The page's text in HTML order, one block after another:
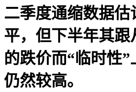
二季度通缩数据估
平，但下半年其跟
的跌价而“临时性
仍然较高。